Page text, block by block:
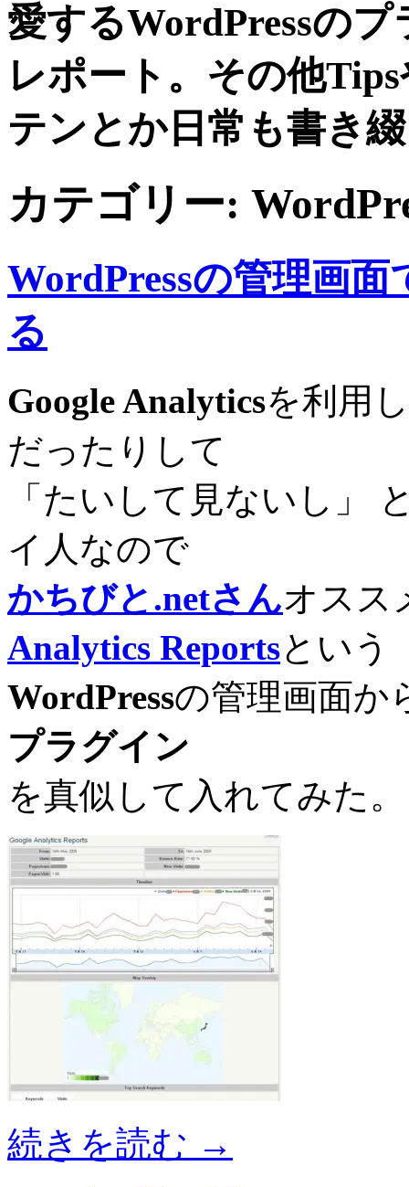
愛するWordPressの
レポート。その他
テンとか日常も書き
カテゴリー:
WordPressの管理画面
る
Google Analyticsを利用
だったりして
「たいして見ないし」
イ人なので
かちびと.netさんオスス
Analytics Reportsという
WordPressの管理画面か
プラグイン
を真似して入れてみた。
続きを読む →